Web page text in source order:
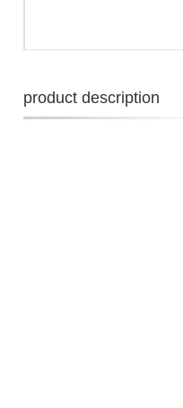
product description